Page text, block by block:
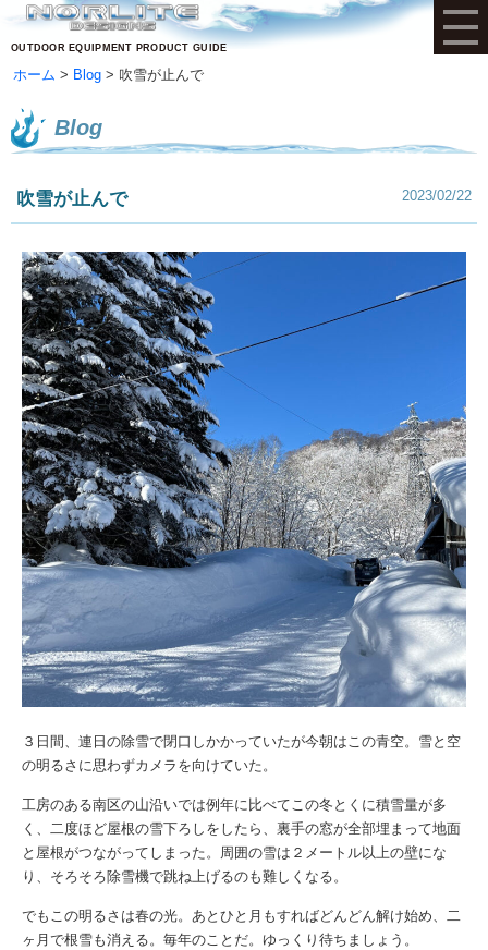
OUTDOOR EQUIPMENT PRODUCT GUIDE
ホーム Blog 吹雪が止んで
Blog
吹雪が止んで 2023/02/22
３日間、連日の除雪で閉口しかかっていたが今朝はこの青空。雪と空
の明るさに思わずカメラを向けていた。
工房のある南区の山沿いでは例年に比べてこの冬とくに積雪量が多
く、二度ほど屋根の雪下ろしをしたら、裏手の窓が全部埋まって地面
と屋根がつながってしまった。周囲の雪は２メートル以上の壁にな
り、そろそろ除雪機で跳ね上げるのも難しくなる。
でもこの明るさは春の光。あとひと月もすればどんどん解け始め、二
ヶ月で根雪も消える。毎年のことだ。ゆっくり待ちましょう。